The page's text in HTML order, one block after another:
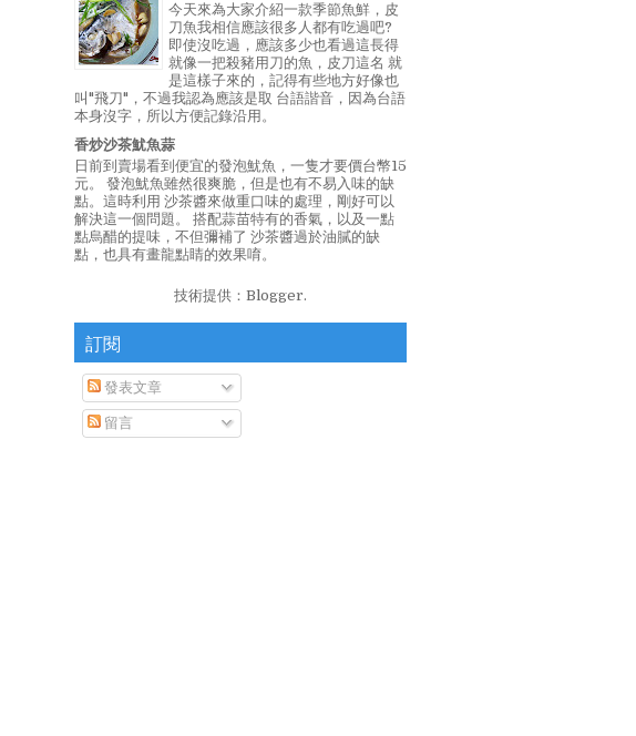
今天來為大家介紹一款季節魚鮮，皮
刀魚我相信應該很多人都有吃過吧?
即使沒吃過，應該多少也看過這長得
就像一把殺豬用刀的魚，皮刀這名 就
是這樣子來的，記得有些地方好像也
叫"飛刀"，不過我認為應該是取 台語諧音，因為台語
本身沒字，所以方便記錄沿用。
香炒沙茶魷魚蒜
日前到賣場看到便宜的發泡魷魚，一隻才要價台幣15
元。 發泡魷魚雖然很爽脆，但是也有不易入味的缺
點。這時利用 沙茶醬來做重口味的處理，剛好可以
解決這一個問題。 搭配蒜苗特有的香氣，以及一點
點烏醋的提味，不但彌補了 沙茶醬過於油膩的缺
點，也具有畫龍點睛的效果唷。
技術提供： Blogger.
訂閱
發表文章
留言